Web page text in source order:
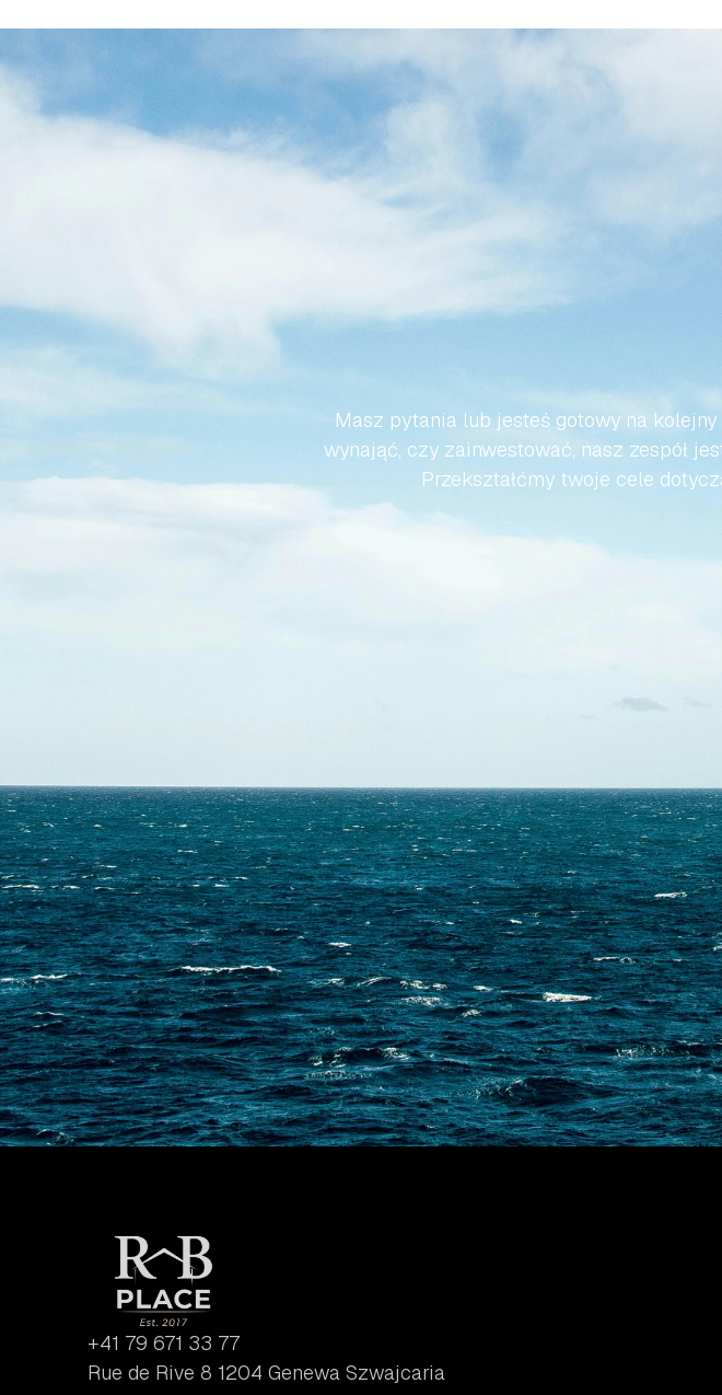
SPRAWMY,
HISZPAŃSKIEJ
Masz pytania lub jesteś gotowy na
wynająć, czy zainwestować, nasz zespół
Przekształćmy twoje cele
+41 79 671 33 77
Rue de Rive 8 1204 Genewa Szwajcaria